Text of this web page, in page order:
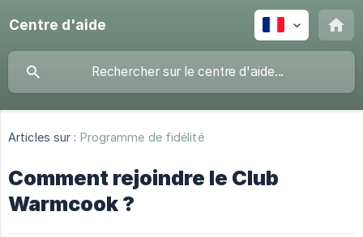
Centre d'aide
Articles sur : Programme de fidélité
Comment rejoindre le Club
Warmcook ?